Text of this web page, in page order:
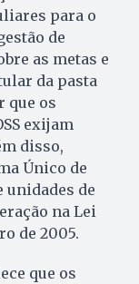
para o
de
as metas e
da pasta
que os
exijam
disso,
Único de
unidades de
na Lei
de 2005.
que os